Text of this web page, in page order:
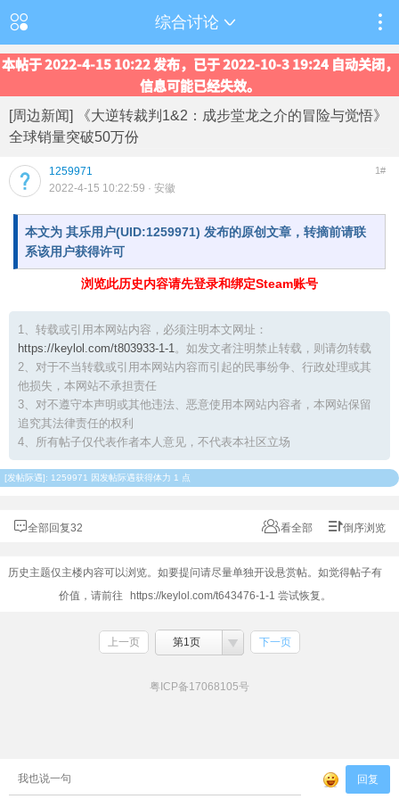
综合讨论
本帖于 2022-4-15 10:22 发布，已于 2022-10-3 19:24 自动关闭，
信息可能已经失效。
[周边新闻] 《大逆转裁判1&2：成步堂龙之介的冒险与觉悟》
全球销量突破50万份
1259971 1#
2022-4-15 10:22:59 · 安徽
本文为 其乐用户(UID:1259971) 发布的原创文章，转摘前请联
系该用户获得许可
浏览此历史内容请先登录和绑定Steam账号
1、转载或引用本网站内容，必须注明本文网址：
https://keylol.com/t803933-1-1。如发文者注明禁止转载，则请勿转载
2、对于不当转载或引用本网站内容而引起的民事纷争、行政处理或其
他损失，本网站不承担责任
3、对不遵守本声明或其他违法、恶意使用本网站内容者，本网站保留
追究其法律责任的权利
4、所有帖子仅代表作者本人意见，不代表本社区立场
[发帖际遇]: 1259971 因发帖际遇获得体力 1 点
全部回复32 看全部 倒序浏览
历史主题仅主楼内容可以浏览。如要提问请尽量单独开设悬赏帖。如觉得帖子有
价值，请前往
https://keylol.com/t643476-1-1 尝试恢复。
上一页 第1页 下一页
粤ICP备17068105号